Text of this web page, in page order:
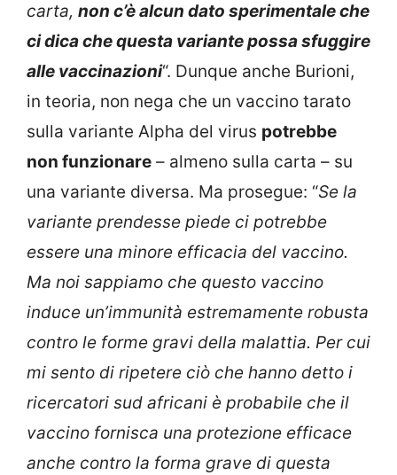
carta, non c’è alcun dato sperimentale che
ci dica che questa variante possa sfuggire
alle vaccinazioni“. Dunque anche Burioni,
in teoria, non nega che un vaccino tarato
sulla variante Alpha del virus potrebbe
non funzionare – almeno sulla carta – su
una variante diversa. Ma prosegue: “Se la
variante prendesse piede ci potrebbe
essere una minore efficacia del vaccino.
Ma noi sappiamo che questo vaccino
induce un’immunità estremamente robusta
contro le forme gravi della malattia. Per cui
mi sento di ripetere ciò che hanno detto i
ricercatori sud africani è probabile che il
vaccino fornisca una protezione efficace
anche contro la forma grave di questa